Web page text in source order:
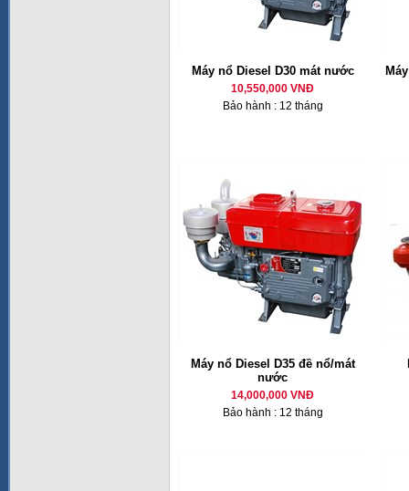
Máy nổ Diesel D30 mát nước
10,550,000 VNĐ
Bảo hành : 12 tháng
Máy nổ Diesel D35 đề nổ/mát
nước
14,000,000 VNĐ
Bảo hành : 12 tháng